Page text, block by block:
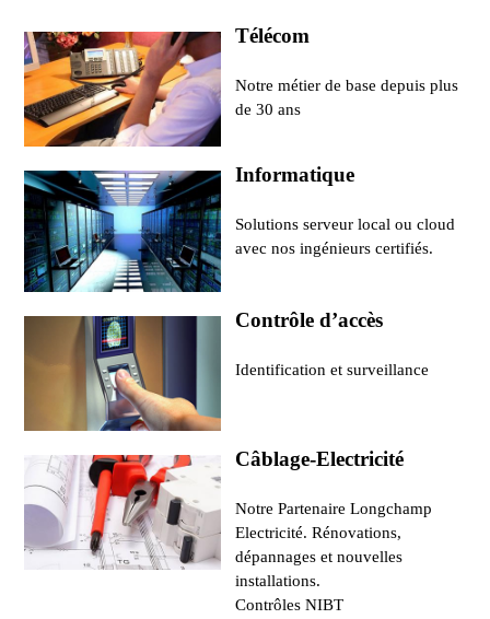
Télécom
Notre métier de base depuis plus
de 30 ans
Informatique
Solutions serveur local ou cloud
avec nos ingénieurs certifiés.
Contrôle d’accès
Identification et surveillance
Câblage-Electricité
Notre Partenaire Longchamp
Electricité. Rénovations,
dépannages et nouvelles
installations.
Contrôles NIBT